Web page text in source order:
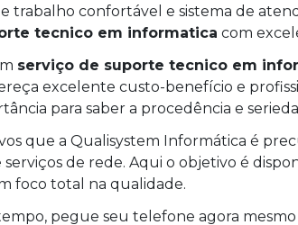
trabalho confortável e sistema de
tecnico em informatica com
serviço de suporte tecnico em
excelente custo-benefício e
para saber a procedência e
que a Qualisystem Informática é
de rede. Aqui o objetivo é
foco total na qualidade.
pegue seu telefone agora